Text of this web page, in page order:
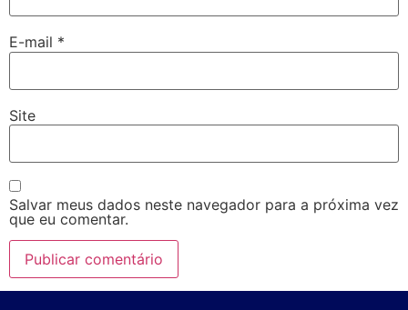
E-mail *
Site
Salvar meus dados neste navegador para a próxima vez
que eu comentar.